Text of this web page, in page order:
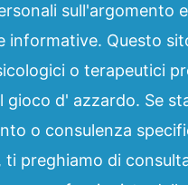
sull'argomento
informative. Questo
o terapeutici
gioco d' azzardo. Se
o consulenza
ti preghiamo di